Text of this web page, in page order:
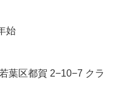
始
葉区都賀 2−10−7 クラ